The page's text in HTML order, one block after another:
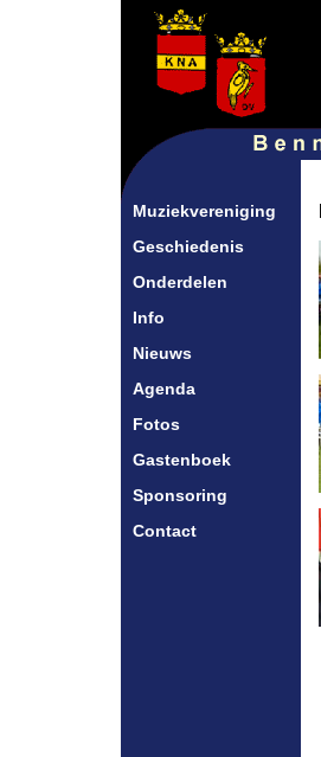
Muziekvereniging
Geschiedenis
Onderdelen
Info
Nieuws
Agenda
Fotos
Gastenboek
Sponsoring
Contact